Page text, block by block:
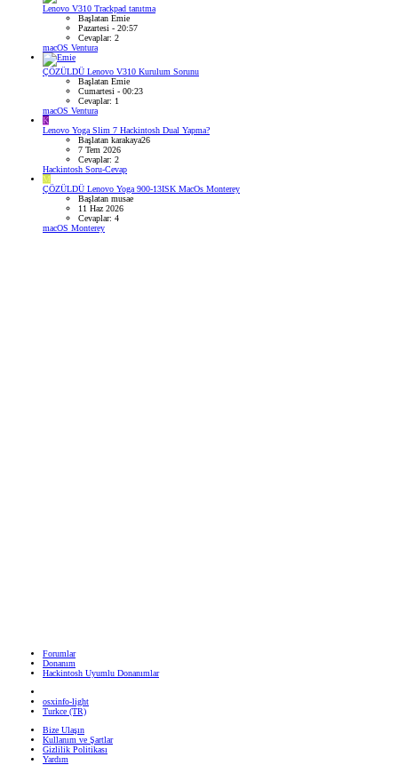
Lenovo V310 Trackpad tanıtma
Başlatan Emie
Pazartesi - 20:57
Cevaplar: 2
macOS Ventura
ÇÖZÜLDÜ Lenovo V310 Kurulum Sorunu
Başlatan Emie
Cumartesi - 00:23
Cevaplar: 1
macOS Ventura
K
Lenovo Yoga Slim 7 Hackintosh Dual Yapma?
Başlatan karakaya26
7 Tem 2026
Cevaplar: 2
Hackintosh Soru-Cevap
M
ÇÖZÜLDÜ Lenovo Yoga 900-13ISK MacOs Monterey
Başlatan musae
11 Haz 2026
Cevaplar: 4
macOS Monterey
Forumlar
Donanım
Hackintosh Uyumlu Donanımlar
osxinfo-light
Turkce (TR)
Bize Ulaşın
Kullanım ve Şartlar
Gizlilik Politikası
Yardım